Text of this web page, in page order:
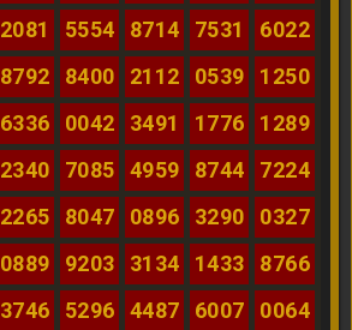
2081 5554 8714 7531
6022
8792 8400 2112 0539
1250
6336 0042 3491 1776
1289
2340 7085 4959 8744
7224
2265 8047 0896 3290
0327
0889 9203 3134 1433
8766
3746 5296 4487 6007
0064